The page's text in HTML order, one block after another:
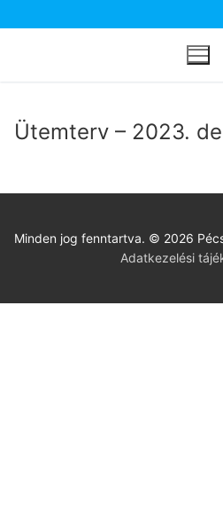
a
Ütemterv – 2023.
Minden jog fenntartva. © 2026
Adatkezelési